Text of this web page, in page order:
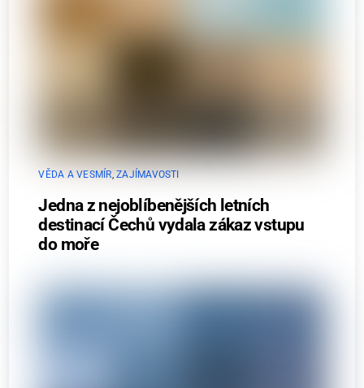
VĚDA A VESMÍR,ZAJÍMAVOSTI
Jedna z nejoblíbenějších letních
destinací Čechů vydala zákaz vstupu
do moře